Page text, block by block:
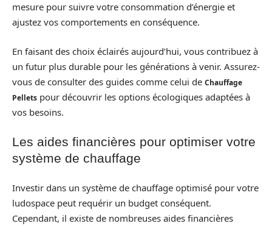
mesure pour suivre votre consommation d’énergie et
ajustez vos comportements en conséquence.
En faisant des choix éclairés aujourd’hui, vous contribuez à
un futur plus durable pour les générations à venir. Assurez-
vous de consulter des guides comme celui de Chauffage
Pellets pour découvrir les options écologiques adaptées à
vos besoins.
Les aides financières pour optimiser votre
système de chauffage
Investir dans un système de chauffage optimisé pour votre
ludospace peut requérir un budget conséquent.
Cependant, il existe de nombreuses aides financières